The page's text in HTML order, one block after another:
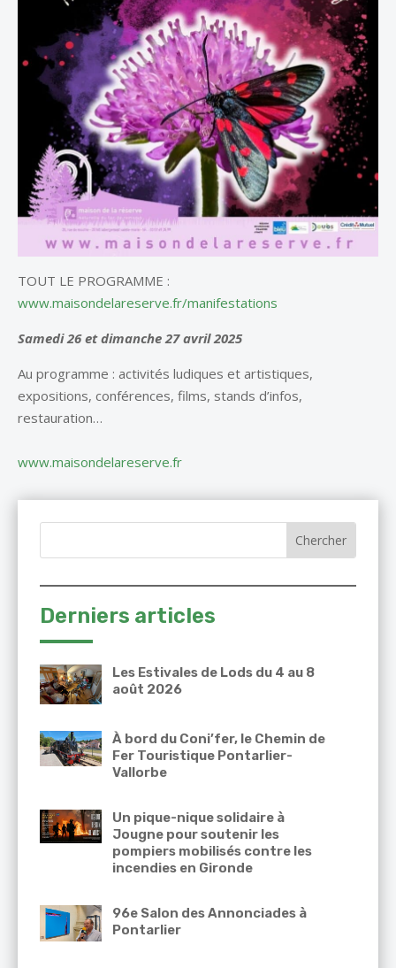
TOUT LE PROGRAMME :
www.maisondelareserve.fr/manifestations
Samedi 26 et dimanche 27 avril 2025
Au programme : activités ludiques et artistiques,
expositions, conférences, films, stands d’infos,
restauration…
www.maisondelareserve.fr
Derniers articles
Les Estivales de Lods du 4 au 8
août 2026
À bord du Coni’fer, le Chemin de
Fer Touristique Pontarlier-
Vallorbe
Un pique-nique solidaire à
Jougne pour soutenir les
pompiers mobilisés contre les
incendies en Gironde
96e Salon des Annonciades à
Pontarlier